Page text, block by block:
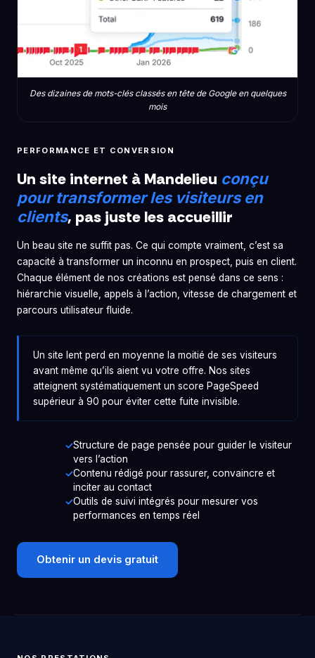
Des dizaines de mots-clés classés en tête de Google en quelques
mois
PERFORMANCE ET CONVERSION
Un site internet à Mandelieu conçu
pour transformer les visiteurs en
clients, pas juste les accueillir
Un beau site ne suffit pas. Ce qui compte vraiment, c’est sa
capacité à transformer un inconnu en prospect, puis en client.
Chaque élément de nos créations est pensé dans ce sens :
hiérarchie visuelle, appels à l’action, vitesse de chargement et
parcours utilisateur fluide.
Un site lent perd en moyenne la moitié de ses visiteurs
avant même qu’ils aient vu votre offre. Nos sites
atteignent systématiquement un score PageSpeed
supérieur à 90 pour éviter cette fuite invisible.
Structure de page pensée pour guider le visiteur
vers l’action
Contenu rédigé pour rassurer, convaincre et
inciter au contact
Outils de suivi intégrés pour mesurer vos
performances en temps réel
Obtenir un devis gratuit